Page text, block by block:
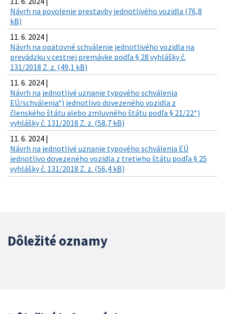
Návrh na povolenie prestavby jednotlivého vozidla (76,8
kB)
11. 6. 2024 |
Návrh na opätovné schválenie jednotlivého vozidla na
prevádzku v cestnej premávke podľa § 28 vyhlášky č.
131/2018 Z. z. (49,1 kB)
11. 6. 2024 |
Návrh na jednotlivé uznanie typového schválenia
EÚ/schválenia*) jednotlivo dovezeného vozidla z
členského štátu alebo zmluvného štátu podľa § 21/22*)
vyhlášky č. 131/2018 Z. z. (58,7 kB)
11. 6. 2024 |
Návrh na jednotlivé uznanie typového schválenia EÚ
jednotlivo dovezeného vozidla z tretieho štátu podľa § 25
vyhlášky č. 131/2018 Z. z. (56,4 kB)
Dôležité oznamy